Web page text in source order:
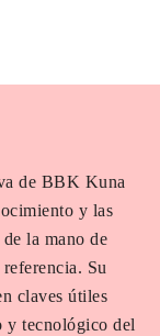
de BBK Kuna
y las
la mano de
Su
claves útiles
y tecnológico del